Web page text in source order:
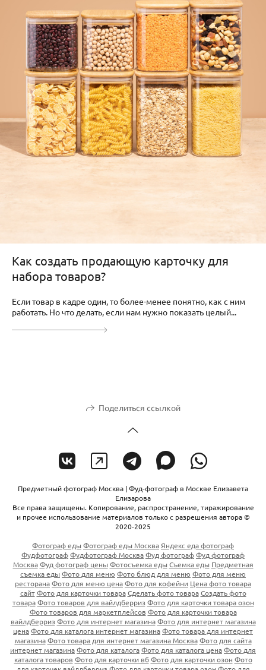
Как создать продающую карточку для
набора товаров?
Если товар в кадре один, то более-менее понятно, как с ним
работать. Но что делать, если нам нужно показать целый...
Поделиться ссылкой
Предметный фотограф Москва | Фуд-фотограф в Москве Елизавета
Елизарова
Все права защищены. Копирование, распространение, тиражирование
и прочее использование материалов только с разрешения автора ©
2020-2025
Фотограф еды Фотограф еды МоскваЯндекс еда фотограф
ФудфотографФудфотограф МоскваФуд фотографФуд фотограф
Москва Фуд фотограф цены Фотосъемка еды Съемка еды Предметная
съемка еды Фото для меню Фото блюд для меню Фото для меню
ресторанаФото для меню ценаФото для кофейни Цена фото товара
сайт Фото для карточки товара Сделать фото товара Создать фото
товара Фото товаров для вайлдберриз Фото для карточки товара озон
Фото товаров для маркетплейсов Фото для карточки товара
вайлдберриз Фото для интернет магазина Фото для интернет магазина
ценаФото для каталога интернет магазинаФото товара для интернет
магазина Фото товара для интернет магазина Москва Фото для сайта
интернет магазинаФото для каталогаФото для каталога ценаФото для
каталога товаров Фото для карточки вб Фото для карточки озон Фото